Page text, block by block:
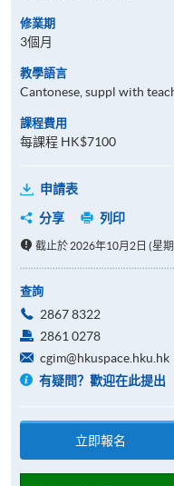
修業期
3個月
教學語言
Cantonese, suppl with
課程費用
每課程 HK$7100
申請表
分享
列印
截止於 2026年10月2日 (星
查詢
2867 8322
2861 0278
cgim@hkuspace.hku.hk
有疑問？歡迎在此提出
立即報名